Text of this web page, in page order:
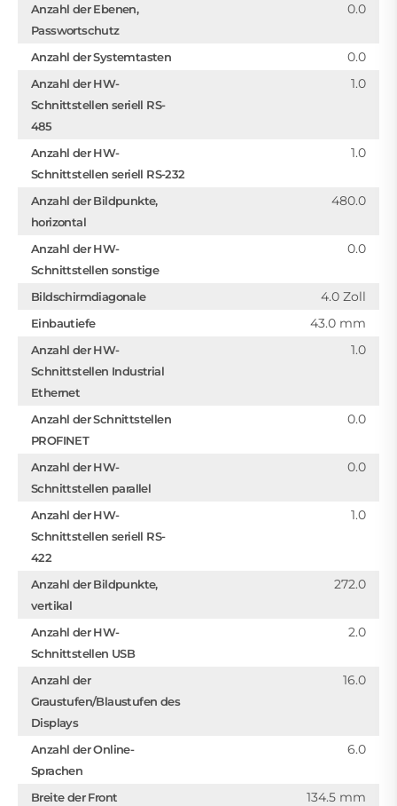
Anzahl der Ebenen,
Passwortschutz
0.0
Anzahl der Systemtasten 0.0
Anzahl der HW-
Schnittstellen seriell RS-
485
1.0
Anzahl der HW-
Schnittstellen seriell RS-232
1.0
Anzahl der Bildpunkte,
horizontal
480.0
Anzahl der HW-
Schnittstellen sonstige
0.0
Bildschirmdiagonale 4.0 Zoll
Einbautiefe 43.0 mm
Anzahl der HW-
Schnittstellen Industrial
Ethernet
1.0
Anzahl der Schnittstellen
PROFINET
0.0
Anzahl der HW-
Schnittstellen parallel
0.0
Anzahl der HW-
Schnittstellen seriell RS-
422
1.0
Anzahl der Bildpunkte,
vertikal
272.0
Anzahl der HW-
Schnittstellen USB
2.0
Anzahl der
Graustufen/Blaustufen des
Displays
16.0
Anzahl der Online-
Sprachen
6.0
Breite der Front 134.5 mm